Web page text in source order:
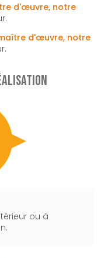
d'œuvre, notre
d'œuvre, notre
ou à